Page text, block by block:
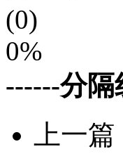
(0)
0%
------分
上一篇